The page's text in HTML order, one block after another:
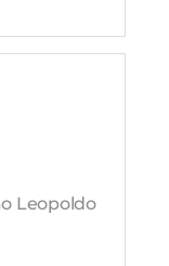
Leopoldo